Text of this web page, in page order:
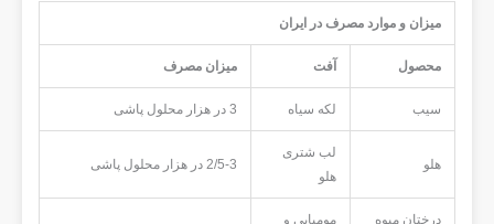
میزان و موارد مصرف در ایران
محصول آفت میزان مصرف
سیب لکه سیاه 3 در هزار محلول پاشی
هلو
لب شتری
هلو
2/5-3 در هزار محلول پاشی
درختان میوه
مومیایی و